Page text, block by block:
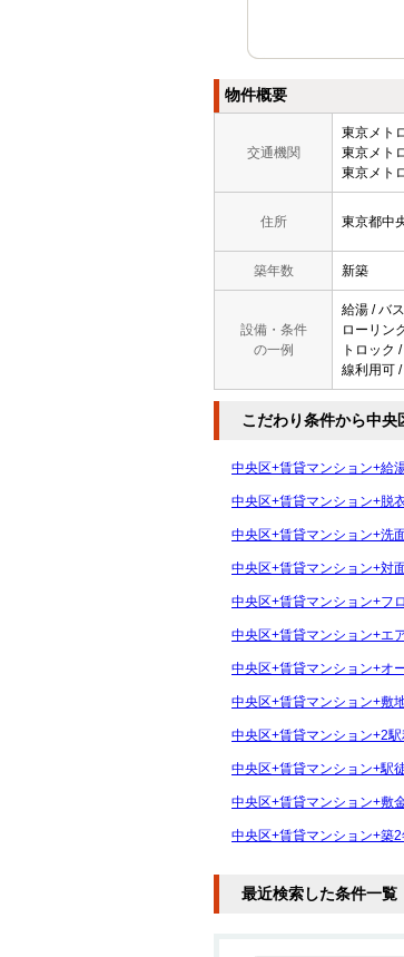
物件概要
交通機関
東京メト
東京メト
東京メト
住所 東京都中
築年数 新築
設備・条件
の一例
給湯 / バ
ローリン
トロック
線利用可
こだわり条件から中央
中央区+賃貸マンション+給
中央区+賃貸マンション+脱
中央区+賃貸マンション+洗
中央区+賃貸マンション+対
中央区+賃貸マンション+フ
中央区+賃貸マンション+エ
中央区+賃貸マンション+オ
中央区+賃貸マンション+敷
中央区+賃貸マンション+2
中央区+賃貸マンション+駅
中央区+賃貸マンション+敷
中央区+賃貸マンション+築2
最近検索した条件一覧